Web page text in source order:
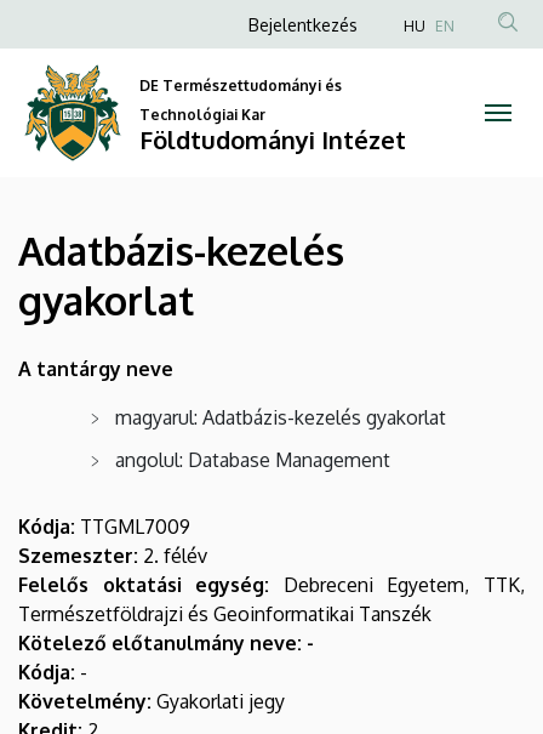
kezelés
gyakorlat
Földtudományi
Intézet
a
tartalomra
Anonim
fiók
menüje
Bejelentkezés HU EN
DE Természettudományi és
Technológiai Kar
Földtudományi Intézet
Adatbázis-kezelés
gyakorlat
A tantárgy neve
magyarul: Adatbázis-kezelés gyakorlat
angolul: Database Management
Kódja: TTGML7009
Szemeszter: 2. félév
Felelős oktatási egység: Debreceni Egyetem, TTK,
Természetföldrajzi és Geoinformatikai Tanszék
Kötelező előtanulmány neve: -
Kódja: -
Követelmény: Gyakorlati jegy